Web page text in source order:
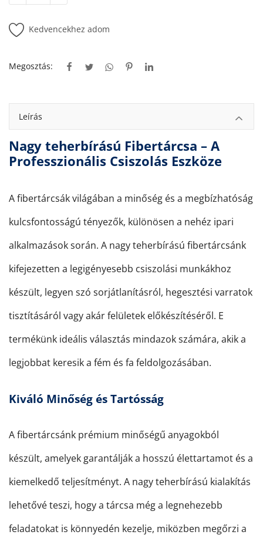
Kedvencekhez adom
Megosztás:
Leírás
Nagy teherbírású Fibertárcsa – A
Professzionális Csiszolás Eszköze
A fibertárcsák világában a minőség és a megbízhatóság
kulcsfontosságú tényezők, különösen a nehéz ipari
alkalmazások során. A nagy teherbírású fibertárcsánk
kifejezetten a legigényesebb csiszolási munkákhoz
készült, legyen szó sorjátlanításról, hegesztési varratok
tisztításáról vagy akár felületek előkészítéséről. E
termékünk ideális választás mindazok számára, akik a
legjobbat keresik a fém és fa feldolgozásában.
Kiváló Minőség és Tartósság
A fibertárcsánk prémium minőségű anyagokból
készült, amelyek garantálják a hosszú élettartamot és a
kiemelkedő teljesítményt. A nagy teherbírású kialakítás
lehetővé teszi, hogy a tárcsa még a legnehezebb
feladatokat is könnyedén kezelje, miközben megőrzi a